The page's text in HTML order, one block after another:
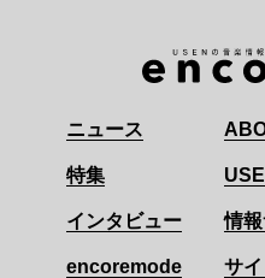
ニュース
特集
インタビュー
encoremode
情報
サ